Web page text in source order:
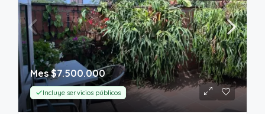
Mes$7.500.000
Incluye servicios públicos